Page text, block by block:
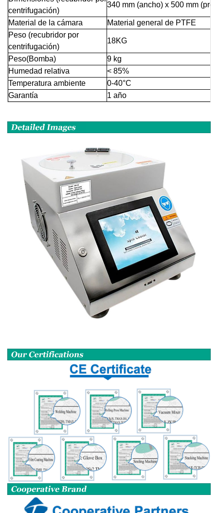
centrifugación)
340 mm (ancho) x 500 mm
Material de la cámara
Material general de PTFE
Peso (recubridor por
centrifugación)
18KG
Peso(Bomba)
9 kg
Humedad relativa
< 85%
Temperatura ambiente
0-40°C
Garantía
1 año